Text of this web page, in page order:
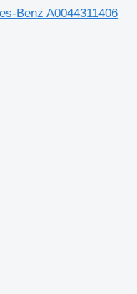
Benz A0044311406